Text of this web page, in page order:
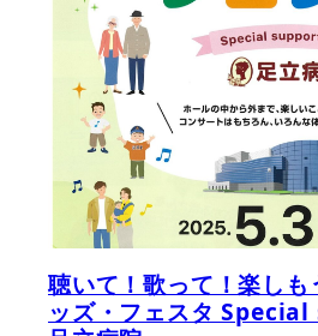
聴いて！歌って！楽しも
ッズ・フェスタ